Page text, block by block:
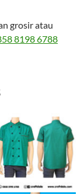
grosir atau
8198 6788